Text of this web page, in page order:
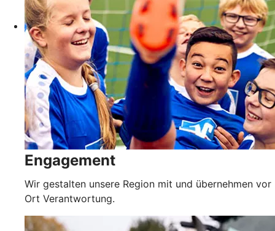
Engagement
Wir gestalten unsere Region mit und übernehmen vor
Ort Verantwortung.